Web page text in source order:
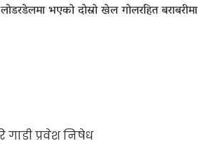
भएको दोस्रो खेल गोलरहित बराबरीमा
गाडी प्रवेश निषेध